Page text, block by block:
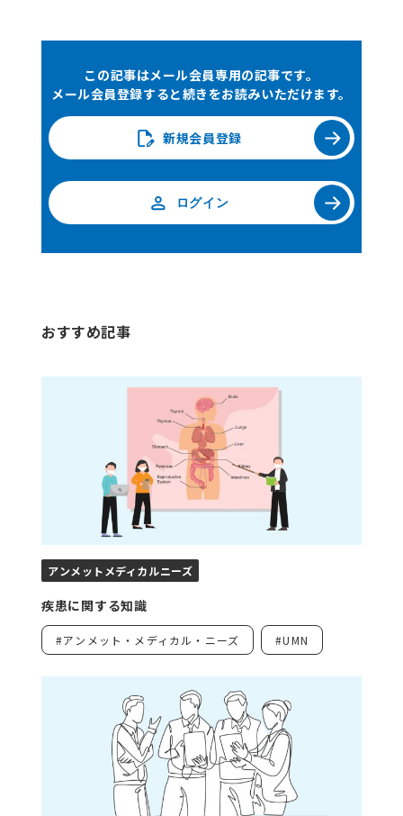
・併用薬の有無
あるか
使用条
件
・施設要件や専門
医資格の制限があ
るか
要な検査があるか
有効
性・安
・承認時試験を含
む臨床試験のデザ
性と安全性に関す
（CQ）における評
価および推奨度
・警告・禁忌はあ
・診断・治療ガイ
ドライン
要
イドライン
・論文
・標準治療の有無
・診断・治療ガイ
ドラインにおける
治療アルゴリズム
上、当該治療薬が
どこに位置づけら
れているか
薬価・
患者負
担額
・薬剤1ヵ月あたり
の患者負担額
・難病医療費助成
制度の対象か
・薬価基準収載品
目リスト
・難病情報センタ
ーのウェブサイト
・同種同効薬があ
るか
・診断・治療ガイ
ドラインにおける
治療アルゴリズム
・jRCT、臨床研究
情報ポータルサイ
ト、
ClinicalTrials.gov
・論文
この記事はメール会員専用の記事です。
メール会員登録すると続きをお読みいただけます。
新規会員登録
ログイン
おすすめ記事
アンメットメディカルニーズ
疾患に関する知識
#アンメット・メディカル・ニーズ #UMN